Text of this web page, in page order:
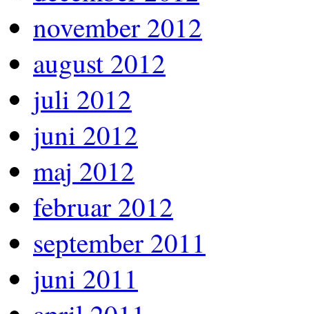
november 2012
august 2012
juli 2012
juni 2012
maj 2012
februar 2012
september 2011
juni 2011